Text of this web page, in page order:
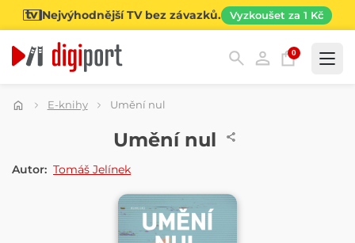
Nejvýhodnější TV bez závazků. Vyzkoušet za 1 Kč
0
Kategorie
E-knihy Umění nul
Umění nul
Autor: Tomáš Jelínek